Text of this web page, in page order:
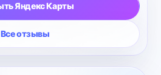
Яндекс Карты
Все отзывы